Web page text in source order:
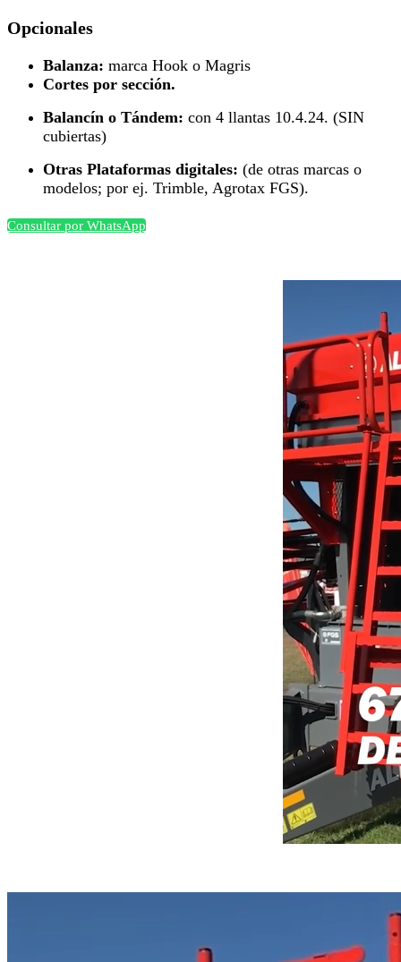
Opcionales
Balanza: marca Hook o Magris
Cortes por sección.
Balancín o Tándem: con 4 llantas 10.4.24. (SIN
cubiertas)
Otras Plataformas digitales: (de otras marcas o
modelos; por ej. Trimble, Agrotax FGS).
Consultar por WhatsApp